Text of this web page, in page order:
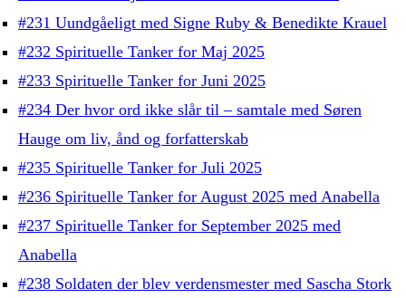
#231 Uundgåeligt med Signe Ruby & Benedikte Krauel
#232 Spirituelle Tanker for Maj 2025
#233 Spirituelle Tanker for Juni 2025
#234 Der hvor ord ikke slår til – samtale med Søren
Hauge om liv, ånd og forfatterskab
#235 Spirituelle Tanker for Juli 2025
#236 Spirituelle Tanker for August 2025 med Anabella
#237 Spirituelle Tanker for September 2025 med
Anabella
#238 Soldaten der blev verdensmester med Sascha Stork